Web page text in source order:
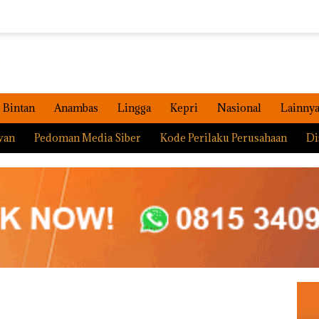
Bintan Anambas Lingga Kepri Nasional Lainnya
Pedoman Media Siber Kode Perilaku Perusahaan